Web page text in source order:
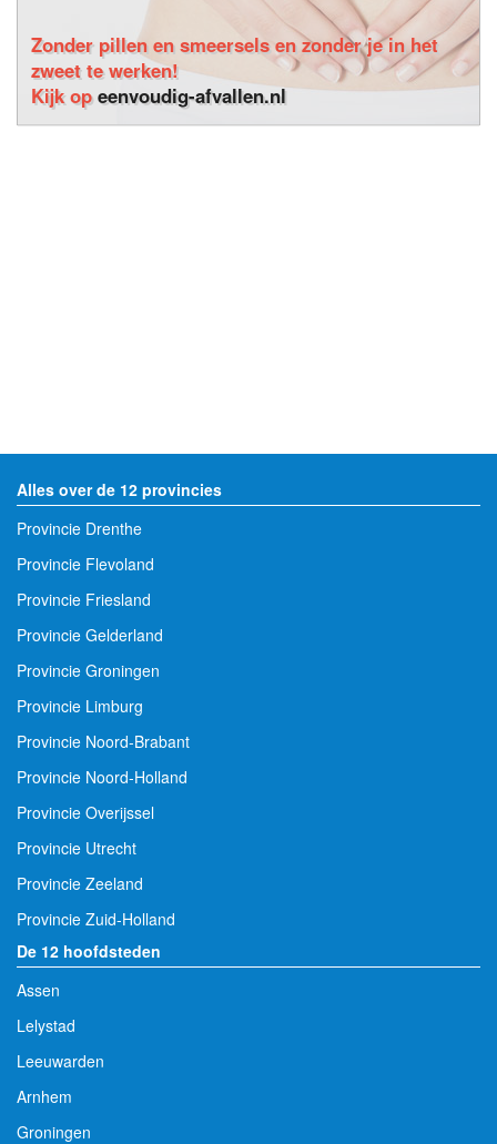
Zonder pillen en smeersels en zonder je in het
zweet te werken!
Kijk opeenvoudig-afvallen.nl
Alles over de 12 provincies
Provincie Drenthe
Provincie Flevoland
Provincie Friesland
Provincie Gelderland
Provincie Groningen
Provincie Limburg
Provincie Noord-Brabant
Provincie Noord-Holland
Provincie Overijssel
Provincie Utrecht
Provincie Zeeland
Provincie Zuid-Holland
De 12 hoofdsteden
Assen
Lelystad
Leeuwarden
Arnhem
Groningen